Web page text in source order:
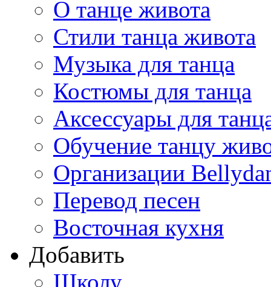
О танце живота
Стили танца живота
Музыка для танца
Костюмы для танца
Аксессуары для
Обучение танцу
Организации
Перевод песен
Восточная кухня
Добавить